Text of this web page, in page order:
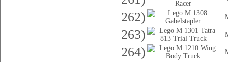
262)
263)
264)